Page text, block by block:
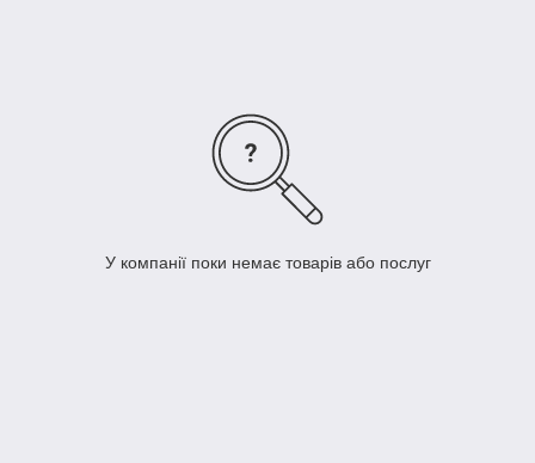
стан напівлежачи, що зручно для малюків до 3 років і
старшим, які люблять спати під час поїздки. У дитячому
прокаті Малявочка прокат дитячих автокрісел можлива від 1
У компанії поки немає товарів або послуг